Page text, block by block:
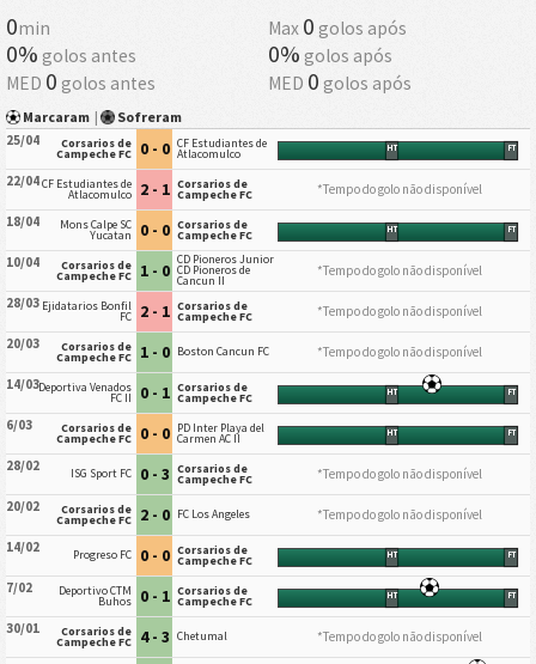
0min Max 0 golos após
0% golos antes 0% golos após
MED 0 golos antes MED 0 golos após
Marcaram | Sofreram
25/04 Corsarios de
Campeche FC 0 - 0 CF Estudiantes de
Atlacomulco HT FT
22/04CF Estudiantes de
Atlacomulco 2 - 1 Corsarios de
Campeche FC
*Tempo do golo não disponível
18/04
Mons Calpe SC
Yucatan 0 - 0 Corsarios de
Campeche FC HT FT
10/04 Corsarios de
Campeche FC 1 - 0 CD Pioneros Junior
CD Pioneros de
Cancun II
*Tempo do golo não disponível
28/03 Ejidatarios Bonfil
FC 2 - 1 Corsarios de
Campeche FC
*Tempo do golo não disponível
20/03
Corsarios de
Campeche FC 1 - 0 Boston Cancun FC
*Tempo do golo não disponível
14/03Deportiva Venados
FC II 0 - 1 Corsarios de
Campeche FC HT FT
6/03 Corsarios de
Campeche FC 0 - 0 PD Inter Playa del
Carmen AC II HT FT
28/02 ISG Sport FC 0 - 3 Corsarios de
Campeche FC
*Tempo do golo não disponível
20/02
Corsarios de
Campeche FC 2 - 0 FC Los Angeles
*Tempo do golo não disponível
14/02
Progreso FC 0 - 0 Corsarios de
Campeche FC HT FT
7/02 Deportivo CTM
Buhos 0 - 1 Corsarios de
Campeche FC HT FT
30/01 Corsarios de
Campeche FC 4 - 3 Chetumal
*Tempo do golo não disponível